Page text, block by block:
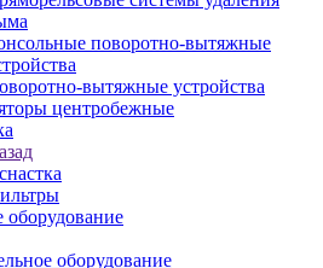
поворотно-вытяжные
вытяжные устройства
центробежные
оборудование
оборудование